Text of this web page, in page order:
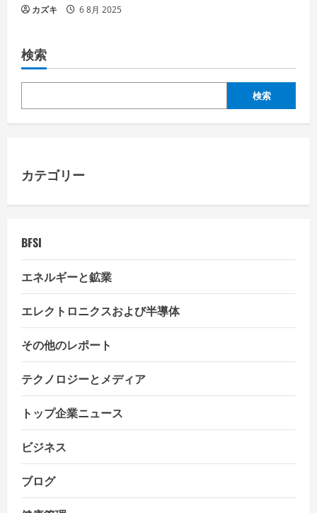
カズキ 6 8月 2025
検索
検索
カテゴリー
BFSI
エネルギーと鉱業
エレクトロニクスおよび半導体
その他のレポート
テクノロジーとメディア
トップ企業ニュース
ビジネス
ブログ